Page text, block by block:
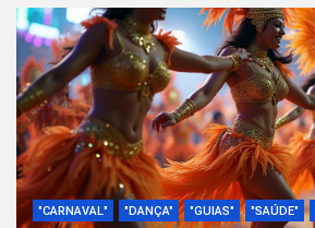
"CARNAVAL" "DANÇA" "GUIAS" "SAÚDE"